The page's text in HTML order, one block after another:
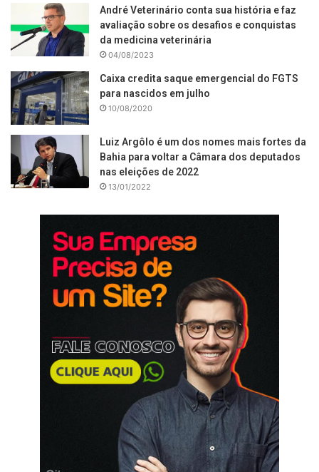
André Veterinário conta sua história e faz
avaliação sobre os desafios e conquistas
da medicina veterinária
04/08/2023
Caixa credita saque emergencial do FGTS
para nascidos em julho
10/08/2020
Luiz Argôlo é um dos nomes mais fortes da
Bahia para voltar a Câmara dos deputados
nas eleições de 2022
13/01/2022